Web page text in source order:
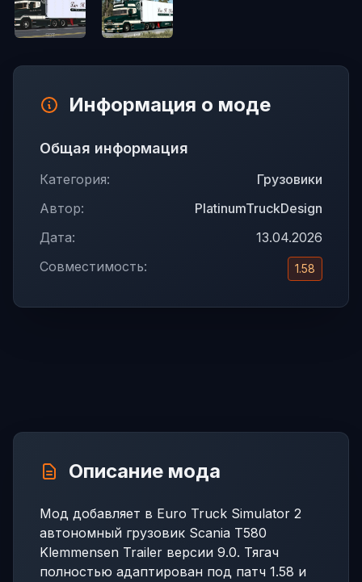
Информация о моде
Общая информация
Категория:
Грузовики
Автор:
PlatinumTruckDesign
Дата:
13.04.2026
Совместимость:
1.58
Описание мода
Мод добавляет в Euro Truck Simulator 2
автономный грузовик Scania T580
Klemmensen Trailer версии 9.0. Тягач
полностью адаптирован под патч 1.58 и